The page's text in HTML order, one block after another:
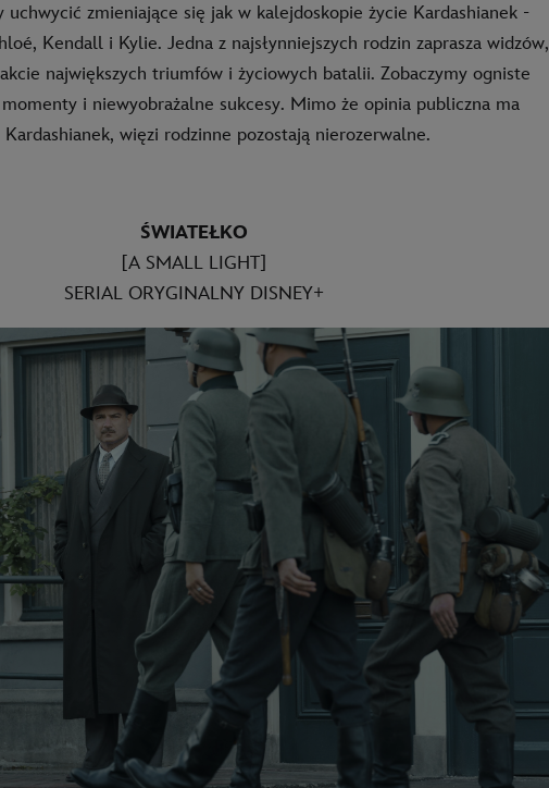
uchwycić zmieniające się jak w kalejdoskopie życie Kardashianek -
Kendall i Kylie. Jedna z najsłynniejszych rodzin zaprasza widzów,
największych triumfów i życiowych batalii. Zobaczymy ogniste
i niewyobrażalne sukcesy. Mimo że opinia publiczna ma
więzi rodzinne pozostają nierozerwalne.
ŚWIATEŁKO
[A SMALL LIGHT]
SERIAL ORYGINALNY DISNEY+